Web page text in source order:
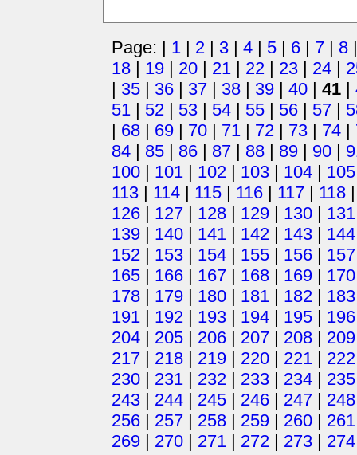
Page: | 1 | 2 | 3 | 4 | 5 | 6 | 7 | 8
18 | 19 | 20 | 21 | 22 | 23 | 24 |
| 35 | 36 | 37 | 38 | 39 | 40 | 41 |
51 | 52 | 53 | 54 | 55 | 56 | 57 |
| 68 | 69 | 70 | 71 | 72 | 73 | 74 |
84 | 85 | 86 | 87 | 88 | 89 | 90 |
100 | 101 | 102 | 103 | 104 | 105
113 | 114 | 115 | 116 | 117 | 118
126 | 127 | 128 | 129 | 130 | 131
139 | 140 | 141 | 142 | 143 | 144
152 | 153 | 154 | 155 | 156 | 157
165 | 166 | 167 | 168 | 169 | 170
178 | 179 | 180 | 181 | 182 | 183
191 | 192 | 193 | 194 | 195 | 196
204 | 205 | 206 | 207 | 208 | 209
217 | 218 | 219 | 220 | 221 | 222
230 | 231 | 232 | 233 | 234 | 235
243 | 244 | 245 | 246 | 247 | 248
256 | 257 | 258 | 259 | 260 | 261
269 | 270 | 271 | 272 | 273 | 274